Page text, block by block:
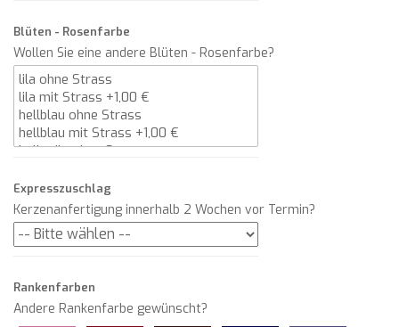
Blüten - Rosenfarbe
Wollen Sie eine andere Blüten - Rosenfarbe?
Expresszuschlag
Kerzenanfertigung innerhalb 2 Wochen vor Termin?
Rankenfarben
Andere Rankenfarbe gewünscht?